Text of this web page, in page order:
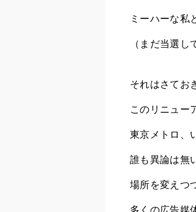
ミーハーな私
（まだ当選し
それはさてお
このリニュー
東京メトロ、
誰も異論は無
場所を変えつ